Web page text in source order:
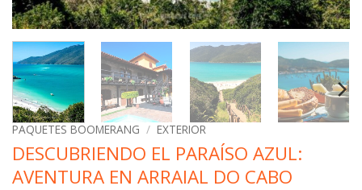
PAQUETES BOOMERANG / EXTERIOR
DESCUBRIENDO EL PARAÍSO AZUL:
AVENTURA EN ARRAIAL DO CABO